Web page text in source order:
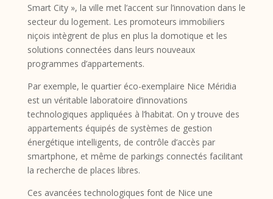
Smart City », la ville met l’accent sur l’innovation dans le
secteur du logement. Les promoteurs immobiliers
niçois intègrent de plus en plus la domotique et les
solutions connectées dans leurs nouveaux
programmes d’appartements.
Par exemple, le quartier éco-exemplaire Nice Méridia
est un véritable laboratoire d’innovations
technologiques appliquées à l’habitat. On y trouve des
appartements équipés de systèmes de gestion
énergétique intelligents, de contrôle d’accès par
smartphone, et même de parkings connectés facilitant
la recherche de places libres.
Ces avancées technologiques font de Nice une